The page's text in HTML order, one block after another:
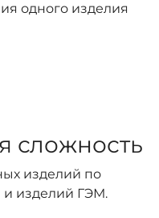
одного изделия
сложность
изделий по
изделий ГЭМ.